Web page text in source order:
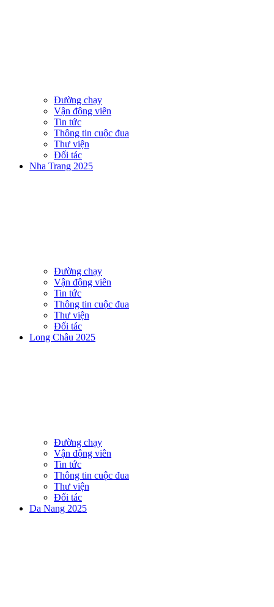
Đường chạy
Vận động viên
Tin tức
Thông tin cuộc đua
Thư viện
Đối tác
Nha Trang 2025
Đường chạy
Vận động viên
Tin tức
Thông tin cuộc đua
Thư viện
Đối tác
Long Châu 2025
Đường chạy
Vận động viên
Tin tức
Thông tin cuộc đua
Thư viện
Đối tác
Da Nang 2025